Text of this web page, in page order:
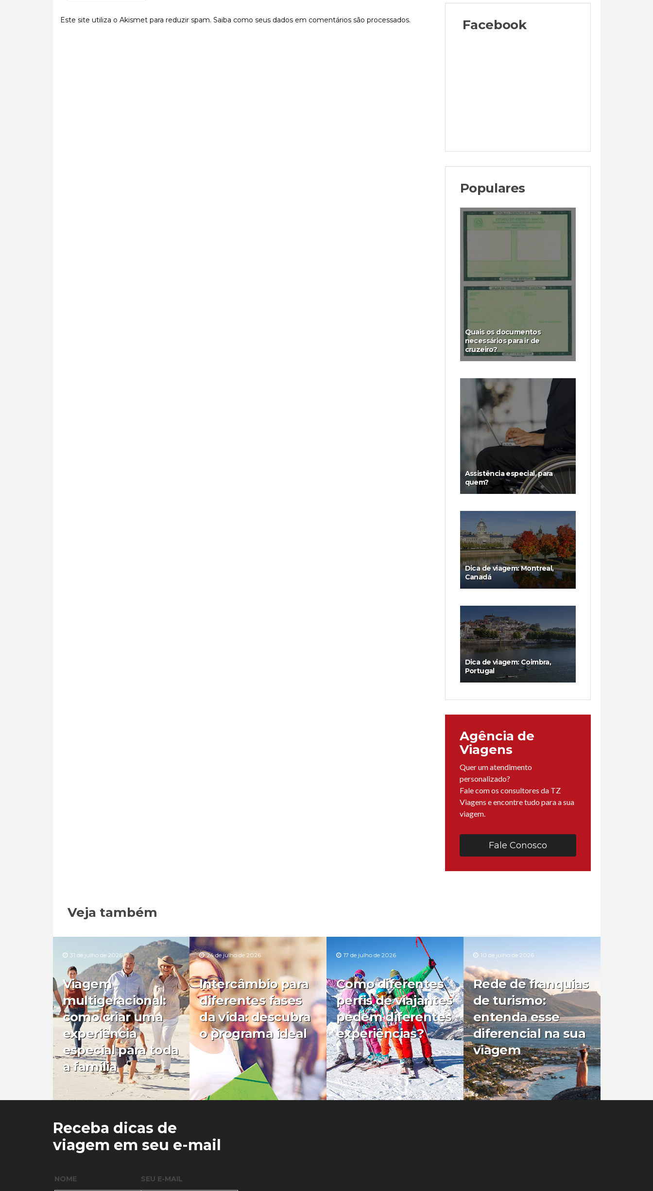
Este site utiliza o Akismet para reduzir spam. Saiba como seus dados em comentários são processados. Facebook
Populares
Quais os documentos
necessários para ir de
cruzeiro?
Assistência especial, para
quem?
Dica de viagem: Montreal,
Canadá
Dica de viagem: Coimbra,
Portugal
Agência de
Viagens
Quer um atendimento
personalizado?
Fale com os consultores da TZ
Viagens e encontre tudo para a sua
viagem.
Fale Conosco
Veja também
31 de julho de 2026
Viagem
multigeracional:
como criar uma
experiência
especial para toda
a família
0
24 de julho de 2026
Intercâmbio para
diferentes fases
da vida: descubra
o programa ideal
0
17 de julho de 2026
Como diferentes
perfis de viajantes
pedem diferentes
experiências?
0
10 de julho de 2026
Rede de franquias
de turismo:
entenda esse
diferencial na sua
viagem
0
Receba dicas de
viagem em seu e-mail
NOME SEU E-MAIL